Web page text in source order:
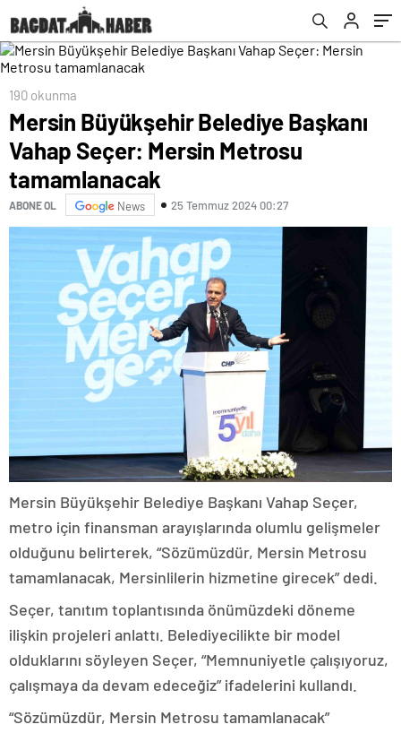
190 okunma
Mersin Büyükşehir Belediye Başkanı
Vahap Seçer: Mersin Metrosu
tamamlanacak
ABONE OL News 25 Temmuz 2024 00:27
Mersin Büyükşehir Belediye Başkanı Vahap Seçer,
metro için finansman arayışlarında olumlu gelişmeler
olduğunu belirterek, “Sözümüzdür, Mersin Metrosu
tamamlanacak, Mersinlilerin hizmetine girecek” dedi.
Seçer, tanıtım toplantısında önümüzdeki döneme
ilişkin projeleri anlattı. Belediyecilikte bir model
olduklarını söyleyen Seçer, “Memnuniyetle çalışıyoruz,
çalışmaya da devam edeceğiz” ifadelerini kullandı.
“Sözümüzdür, Mersin Metrosu tamamlanacak”